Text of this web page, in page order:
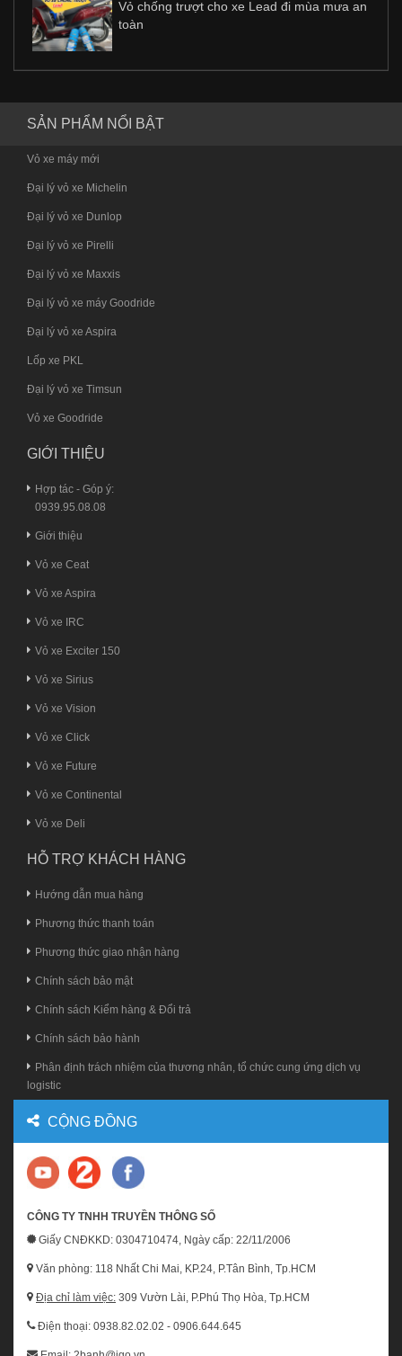
Vỏ chống trượt cho xe Lead đi mùa mưa an
toàn
SẢN PHẨM NỔI BẬT
Vỏ xe máy mới
Đại lý vỏ xe Michelin
Đại lý vỏ xe Dunlop
Đại lý vỏ xe Pirelli
Đại lý vỏ xe Maxxis
Đại lý vỏ xe máy Goodride
Đại lý vỏ xe Aspira
Lốp xe PKL
Đại lý vỏ xe Timsun
Vỏ xe Goodride
GIỚI THIỆU
Hợp tác - Góp ý:
0939.95.08.08
Giới thiệu
Vỏ xe Ceat
Vỏ xe Aspira
Vỏ xe IRC
Vỏ xe Exciter 150
Vỏ xe Sirius
Vỏ xe Vision
Vỏ xe Click
Vỏ xe Future
Vỏ xe Continental
Vỏ xe Deli
HỖ TRỢ KHÁCH HÀNG
Hướng dẫn mua hàng
Phương thức thanh toán
Phương thức giao nhận hàng
Chính sách bảo mật
Chính sách Kiểm hàng & Đổi trả
Chính sách bảo hành
Phân định trách nhiệm của thương nhân, tổ chức cung ứng dịch vụ
logistic
CỘNG ĐỒNG
CÔNG TY TNHH TRUYỀN THÔNG SỐ
Giấy CNĐKKD: 0304710474, Ngày cấp: 22/11/2006
Văn phòng: 118 Nhất Chi Mai, KP.24, P.Tân Bình, Tp.HCM
Địa chỉ làm việc: 309 Vườn Lài, P.Phú Thọ Hòa, Tp.HCM
Điện thoại: 0938.82.02.02 - 0906.644.645